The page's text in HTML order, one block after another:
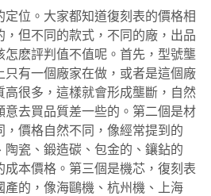
位。大家都知道復刻表的價格相
，但不同的款式，不同的廠，出品
怎麽評判值不值呢。首先，型號壟
只有一個廠家在做，或者是這個廠
高很多，這樣就會形成壟斷，自然
意去買品質差一些的。第二個是材
，價格自然不同，像經常提到的
陶瓷、鍛造碳、包金的、鑲鉆的
成本價格。第三個是機芯，復刻表
產的，像海鷗機、杭州機、上海